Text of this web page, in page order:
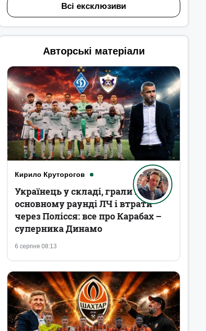
Всі ексклюзиви
Авторські матеріали
Кирило Круторогов
6 серпня 08:13
Українець у складі, грали в
основному раунді ЛЧ і втрати
через Полісся: все про Карабах –
суперника Динамо